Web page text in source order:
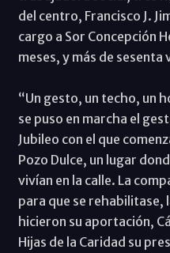
del centro, Francisco J.
cargo a Sor Concepción
meses, y más de
“Un gesto, un techo, un
se puso en marcha el
Jubileo con el que
Pozo Dulce, un lugar
vivían en la calle. La
para que se rehabilitase,
hicieron su aportación,
Hijas de la Caridad su